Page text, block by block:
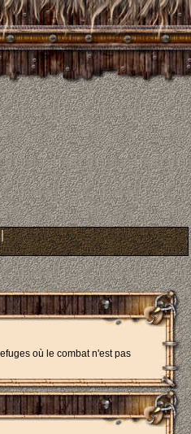
où le combat n'est pas